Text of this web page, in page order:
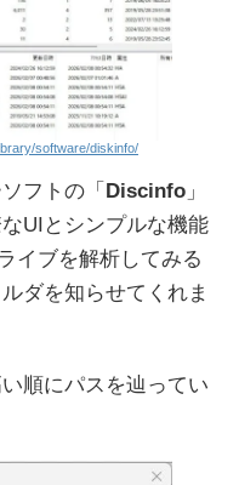
software/diskinfo/
フトの「 Discinfo 」
UIとシンプルな機能
イブを解析してみる
ダを知らせてくれま
順にパスを辿ってい